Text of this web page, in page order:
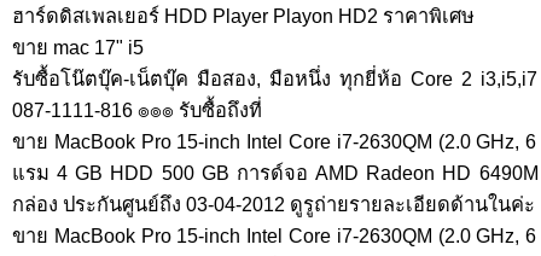
ฮาร์ดดิสเพลเยอร์ HDD Player Playon HD2 ราคาพิเศษ
ขาย mac 17" i5
รับซื้อโน๊ตบุ๊ค-เน็ตบุ๊ค มือสอง, มือหนึ่ง ทุกยี่ห้อ Core 2 i3,i5,i7
087-1111-816 ๏๏๏ รับซื้อถึงที่
ขาย MacBook Pro 15-inch Intel Core i7-2630QM (2.0 GHz,
แรม 4 GB HDD 500 GB การด์จอ AMD Radeon HD
กล่อง ประกันศูนย์ถึง 03-04-2012 ดูรูถ่ายรายละเอียดด้านในค่ะ
ขาย MacBook Pro 15-inch Intel Core i7-2630QM (2.0 GHz,